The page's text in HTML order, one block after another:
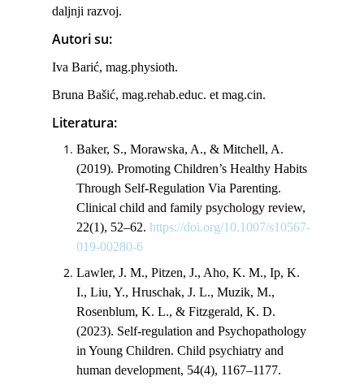
daljnji razvoj.
Autori su:
Iva Barić, mag.physioth.
Bruna Bašić, mag.rehab.educ. et mag.cin.
Literatura:
Baker, S., Morawska, A., & Mitchell, A.
(2019). Promoting Children’s Healthy Habits
Through Self-Regulation Via Parenting.
Clinical child and family psychology review,
22(1), 52–62. https://doi.org/10.1007/s10567-
019-00280-6
Lawler, J. M., Pitzen, J., Aho, K. M., Ip, K.
I., Liu, Y., Hruschak, J. L., Muzik, M.,
Rosenblum, K. L., & Fitzgerald, K. D.
(2023). Self-regulation and Psychopathology
in Young Children. Child psychiatry and
human development, 54(4), 1167–1177.